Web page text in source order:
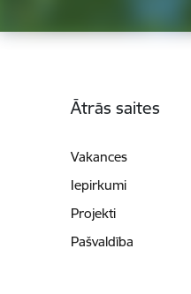
Ātrās saites
Vakances
Iepirkumi
Projekti
Pašvaldība